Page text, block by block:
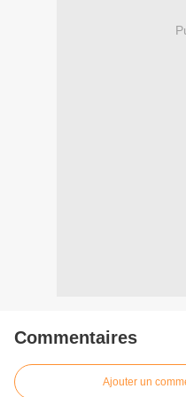
Commentaires
Ajouter un